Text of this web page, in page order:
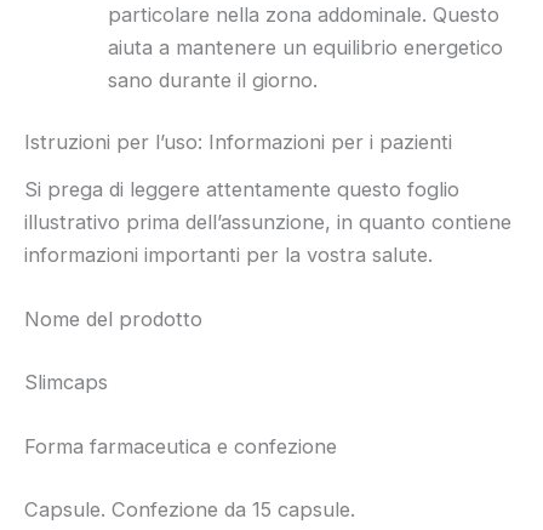
particolare nella zona addominale. Questo
aiuta a mantenere un equilibrio energetico
sano durante il giorno.
Istruzioni per l’uso: Informazioni per i pazienti
Si prega di leggere attentamente questo foglio
illustrativo prima dell’assunzione, in quanto contiene
informazioni importanti per la vostra salute.
Nome del prodotto
Slimcaps
Forma farmaceutica e confezione
Capsule. Confezione da 15 capsule.